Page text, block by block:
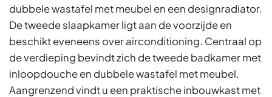
dubbele wastafel met meubel en een designradiator.
De tweede slaapkamer ligt aan de voorzijde en
beschikt eveneens over airconditioning. Centraal op
de verdieping bevindt zich de tweede badkamer met
inloopdouche en dubbele wastafel met meubel.
Aangrenzend vindt u een praktische inbouwkast met